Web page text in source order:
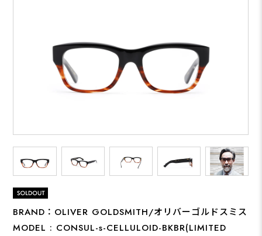
BRAND：OLIVER GOLDSMITH/オリバーゴルドスミス
MODEL : CONSUL-s-CELLULOID-BKBR(LIMITED